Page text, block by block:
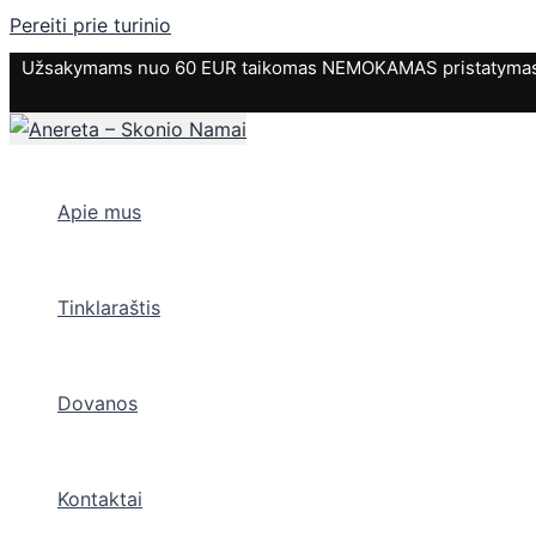
Pereiti prie turinio
Užsakymams nuo 60 EUR taikomas NEMOKAMAS
Apie mus
Tinklaraštis
Dovanos
Kontaktai